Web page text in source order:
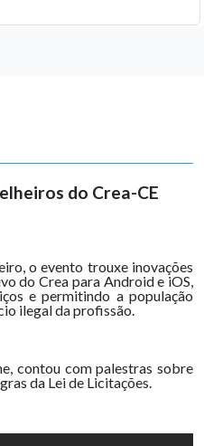
do Crea-CE
o evento trouxe inovações
do Crea para Android e iOS,
e permitindo a população
ilegal da profissão.
contou com palestras sobre
da Lei de Licitações.